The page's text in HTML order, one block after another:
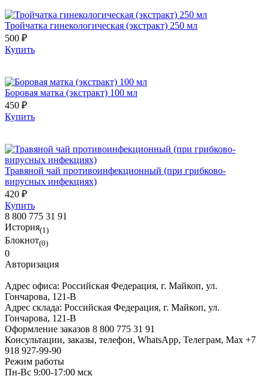
Тройчатка гинекологическая (экстракт) 250 мл
500 ₽
Купить
Боровая матка (экстракт) 100 мл
450 ₽
Купить
Травяной чай противоинфекционный (при грибково-
вирусных инфекциях)
420 ₽
Купить
8 800 775 31 91
История(1)
Блокнот(0)
0
Авторизация
Адрес офиса: Российская Федерация, г. Майкоп, ул.
Гончарова, 121-В
Адрес склада: Российская Федерация, г. Майкоп, ул.
Гончарова, 121-В
Оформление заказов 8 800 775 31 91
Консультации, заказы, телефон, WhatsApp, Телеграм, Мах +7
918 927-99-90
Режим работы
Пн-Вс 9:00-17:00 мск